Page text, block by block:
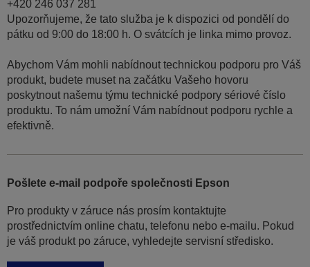
+420 246 037 281
Upozorňujeme, že tato služba je k dispozici od pondělí do
pátku od 9:00 do 18:00 h. O svátcích je linka mimo provoz.
Abychom Vám mohli nabídnout technickou podporu pro Váš
produkt, budete muset na začátku Vašeho hovoru
poskytnout našemu týmu technické podpory sériové číslo
produktu. To nám umožní Vám nabídnout podporu rychle a
efektivně.
Pošlete e-mail podpoře společnosti Epson
Pro produkty v záruce nás prosím kontaktujte
prostřednictvím online chatu, telefonu nebo e-mailu. Pokud
je váš produkt po záruce, vyhledejte servisní středisko.